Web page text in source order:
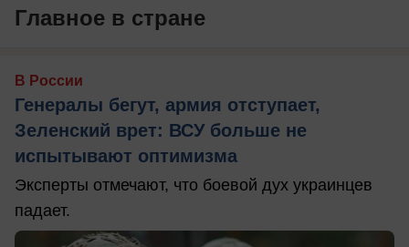
Главное в стране
В России
Генералы бегут, армия отступает,
Зеленский врет: ВСУ больше не
испытывают оптимизма
Эксперты отмечают, что боевой дух украинцев
падает.